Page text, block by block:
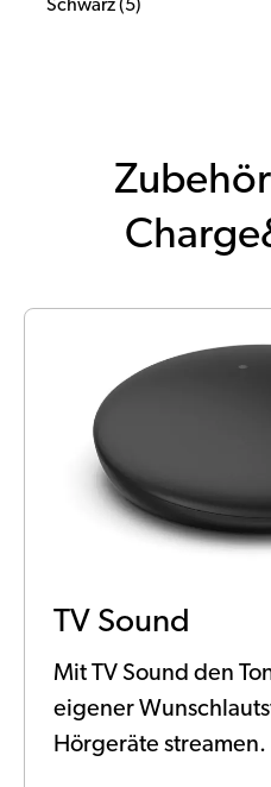
Schwarz (5)
TV Sound
Mit TV Sound den
eigener
Hörgeräte streamen.